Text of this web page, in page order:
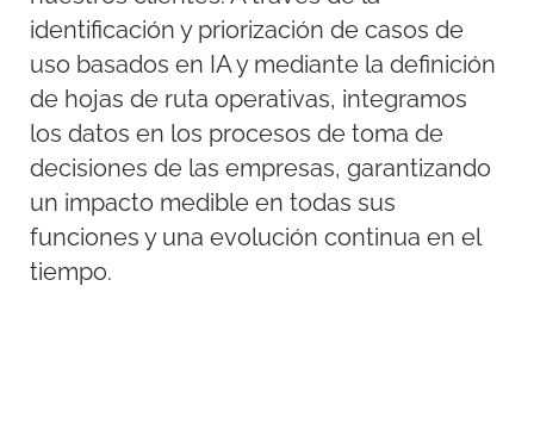
identificación y priorización de casos de
uso basados en IA y mediante la definición
de hojas de ruta operativas, integramos
los datos en los procesos de toma de
decisiones de las empresas, garantizando
un impacto medible en todas sus
funciones y una evolución continua en el
tiempo.